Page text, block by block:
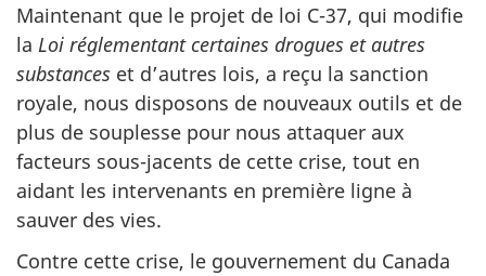
Maintenant que le projet de loi C-37, qui modifie
la Loi réglementant certaines drogues et autres
substances et d’autres lois, a reçu la sanction
royale, nous disposons de nouveaux outils et de
plus de souplesse pour nous attaquer aux
facteurs sous-jacents de cette crise, tout en
aidant les intervenants en première ligne à
sauver des vies.
Contre cette crise, le gouvernement du Canada